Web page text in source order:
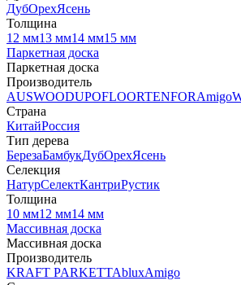
ДубОрехЯсень
Толщина
12 мм13 мм14 мм15 мм
Паркетная доска
Паркетная доска
Производитель
AUSWOODUPOFLOORTENFORAmigo
Страна
КитайРоссия
Тип дерева
БерезаБамбукДубОрехЯсень
Селекция
НатурСелектКантриРустик
Толщина
10 мм12 мм14 мм
Массивная доска
Массивная доска
Производитель
KRAFT PARKETTAbluxAmigo